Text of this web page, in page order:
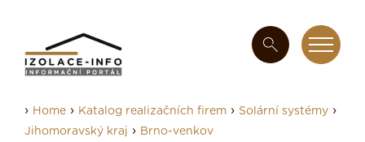
› Home › Katalog realizačních firem › Solární systémy ›
Jihomoravský kraj › Brno-venkov